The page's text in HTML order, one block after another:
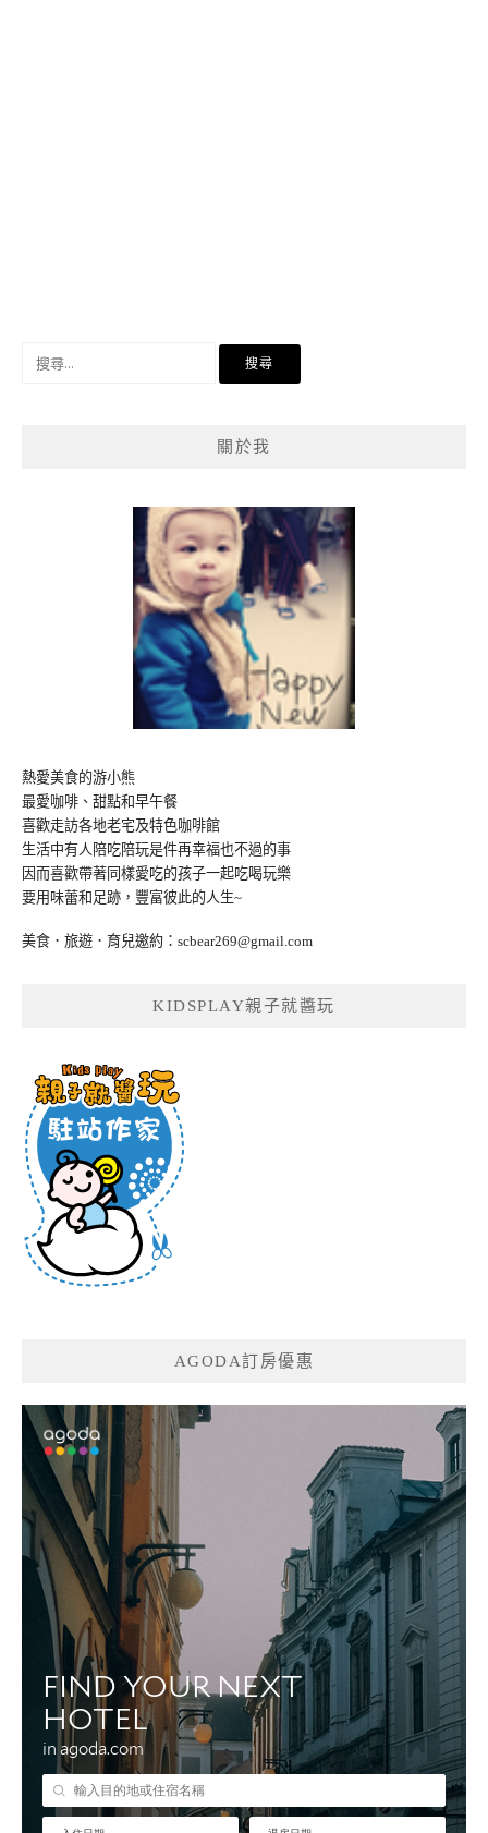
關於我
熱愛美食的游小熊
最愛咖啡、甜點和早午餐
喜歡走訪各地老宅及特色咖啡館
生活中有人陪吃陪玩是件再幸福也不過的事
因而喜歡帶著同樣愛吃的孩子一起吃喝玩樂
要用味蕾和足跡，豐富彼此的人生~
美食．旅遊．育兒邀約： scbear269@gmail.com
KIDSPLAY親子就醬玩
AGODA訂房優惠